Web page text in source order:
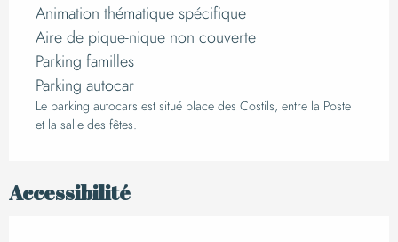
Animation thématique spécifique
Aire de pique-nique non couverte
Parking familles
Parking autocar
Le parking autocars est situé place des Costils, entre la Poste
et la salle des fêtes.
Accessibilité